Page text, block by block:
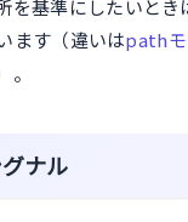
を基準にしたいとき
ます（違いはpathモ
ナル